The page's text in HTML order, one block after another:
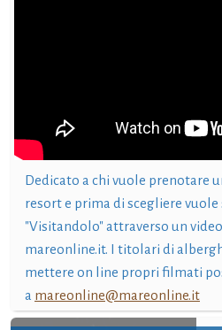
Dedicato a chi vuole prenotare
resort e prima di scegliere vuole
"Visitandolo" attraverso un
mareonline.it. I titolari di
mettere on line propri filmati
a mareonline@mareonline.it